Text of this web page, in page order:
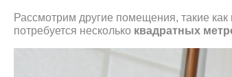
Рассмотрим другие помещения, такие
потребуется несколько квадратных